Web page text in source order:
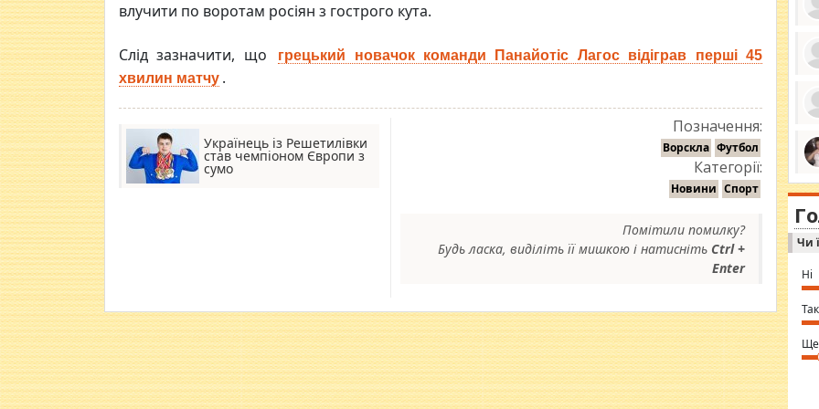
влучити по воротам росіян з гострого кута.
Слід зазначити, що
грецький новачок команди Панайотіс Лагос відіграв перші 45
хвилин матчу .
Українець із Решетилівки
став чемпіоном Європи з
сумо
Позначення:
Ворскла Футбол
Категорії:
Новини Спорт
Помітили помилку?
Будь ласка, виділіть її мишкою і натисніть Ctrl +
Enter
за
ми
in
⇒
Чи
Ні
Так
Ще